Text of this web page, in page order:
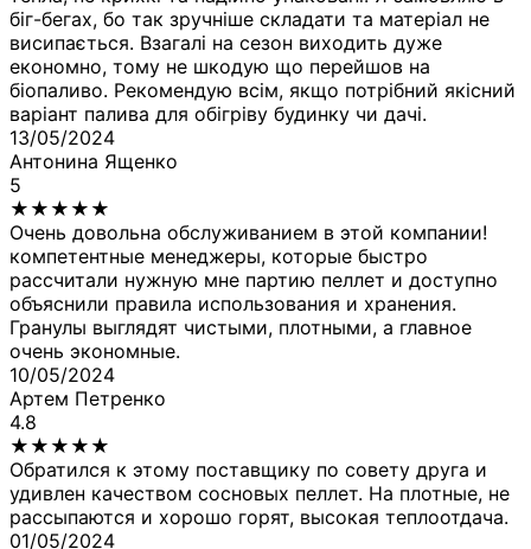
біг-бегах, бо так зручніше складати та матеріал не
висипається. Взагалі на сезон виходить дуже
економно, тому не шкодую що перейшов на
біопаливо. Рекомендую всім, якщо потрібний якісний
варіант палива для обігріву будинку чи дачі.
13/05/2024
Антонина Ященко
5
★ ★ ★ ★ ★
Очень довольна обслуживанием в этой компании!
компетентные менеджеры, которые быстро
рассчитали нужную мне партию пеллет и доступно
объяснили правила использования и хранения.
Гранулы выглядят чистыми, плотными, а главное
очень экономные.
10/05/2024
Артем Петренко
4.8
★ ★ ★ ★ ★
Обратился к этому поставщику по совету друга и
удивлен качеством сосновых пеллет. На плотные, не
рассыпаются и хорошо горят, высокая теплоотдача.
01/05/2024